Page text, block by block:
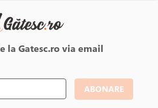
la Gatesc.ro via email
ABONARE